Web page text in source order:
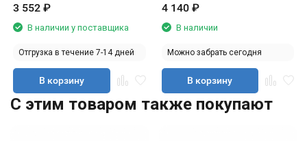
3 552 ₽
В наличии у поставщика
Отгрузка в течение 7-14 дней
В корзину
4 140 ₽
В наличии
Можно забрать сегодня
В корзину
C этим товаром также покупают